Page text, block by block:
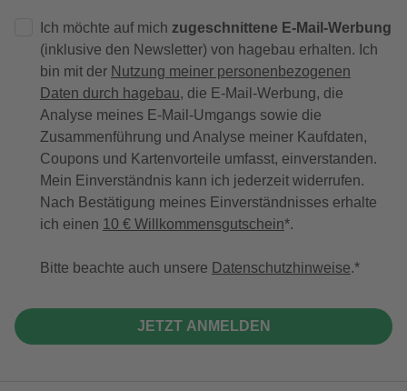
Ich möchte auf mich zugeschnittene E-Mail-Werbung
(inklusive den Newsletter) von hagebau erhalten. Ich
bin mit der Nutzung meiner personenbezogenen
Daten durch hagebau, die E-Mail-Werbung, die
Analyse meines E-Mail-Umgangs sowie die
Zusammenführung und Analyse meiner Kaufdaten,
Coupons und Kartenvorteile umfasst, einverstanden.
Mein Einverständnis kann ich jederzeit widerrufen.
Nach Bestätigung meines Einverständnisses erhalte
ich einen 10 € Willkommensgutschein*.
Bitte beachte auch unsere Datenschutzhinweise.
JETZT ANMELDEN